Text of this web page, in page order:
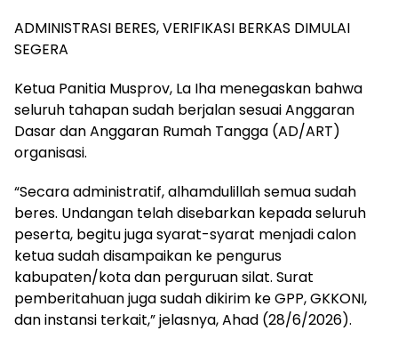
ADMINISTRASI BERES, VERIFIKASI BERKAS DIMULAI
SEGERA
Ketua Panitia Musprov, La Iha menegaskan bahwa
seluruh tahapan sudah berjalan sesuai Anggaran
Dasar dan Anggaran Rumah Tangga (AD/ART)
organisasi.
“Secara administratif, alhamdulillah semua sudah
beres. Undangan telah disebarkan kepada seluruh
peserta, begitu juga syarat-syarat menjadi calon
ketua sudah disampaikan ke pengurus
kabupaten/kota dan perguruan silat. Surat
pemberitahuan juga sudah dikirim ke GPP, GKKONI,
dan instansi terkait,” jelasnya, Ahad (28/6/2026).